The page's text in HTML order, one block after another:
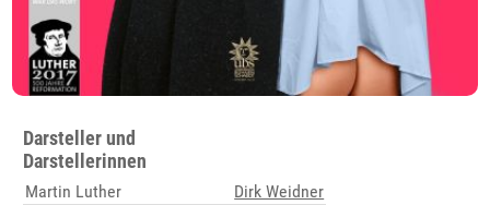
Darsteller und
Darstellerinnen
Martin Luther
Dirk Weidner